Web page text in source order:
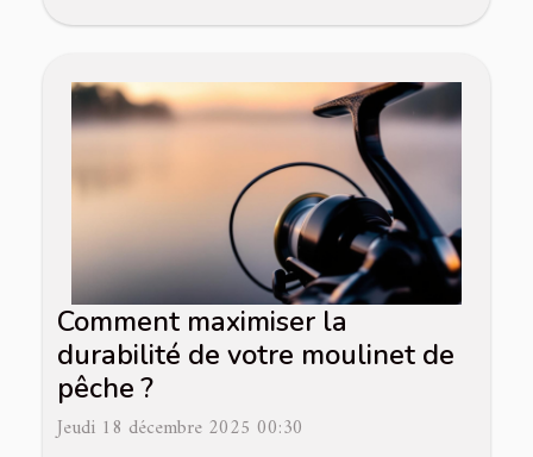
Comment maximiser la
durabilité de votre moulinet de
pêche ?
Jeudi 18 décembre 2025 00:30